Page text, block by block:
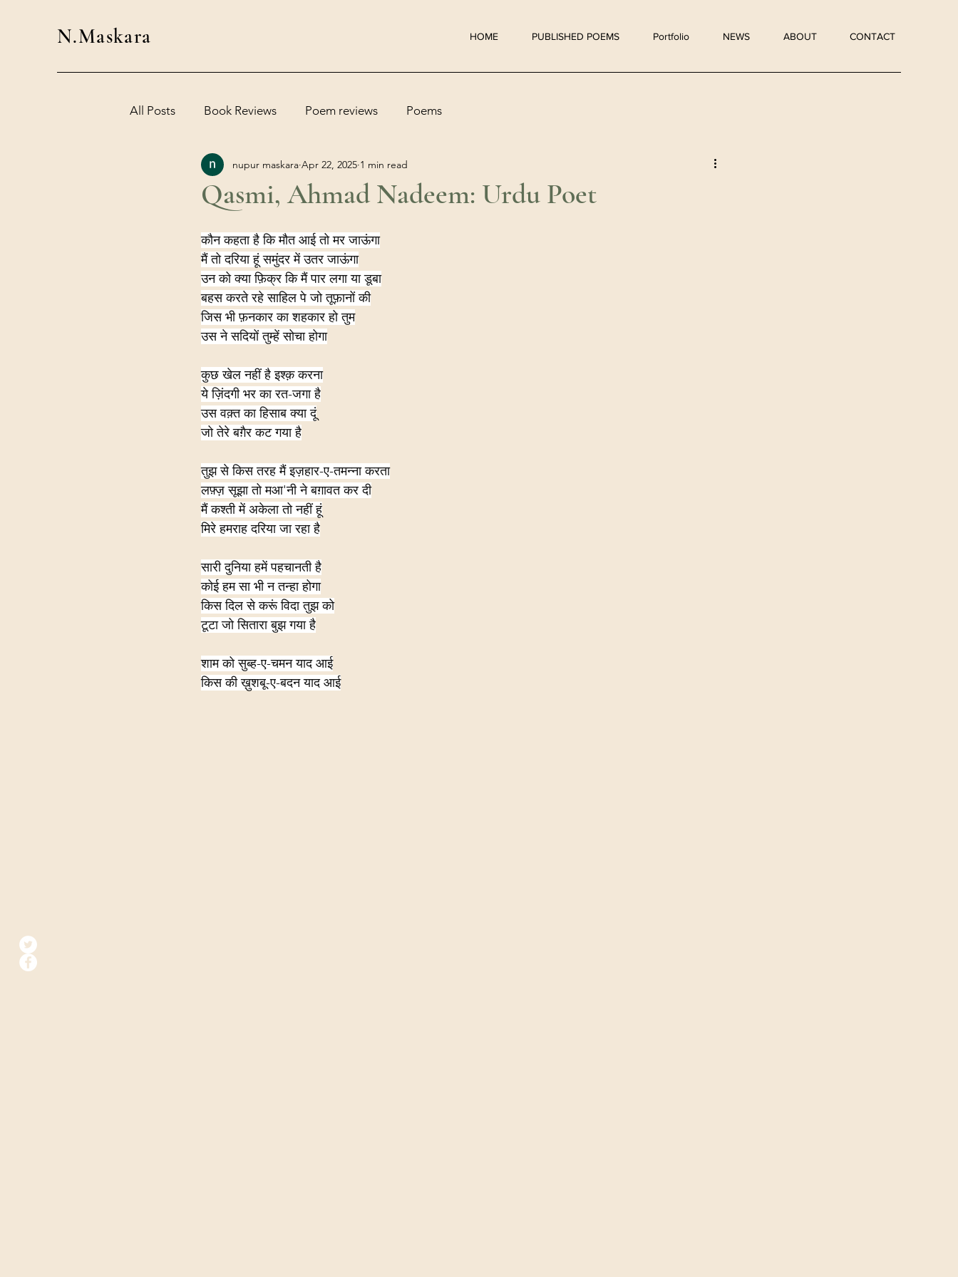
N.Maskara HOME PUBLISHED POEMS Portfolio NEWS ABOUT CONTACT
All Posts Book Reviews Poem reviews Poems
Qasmi, Ahmad Nadeem: Urdu Poet
nupur maskara Apr 22, 2025 1 min read
कौन कहता है कि मौत आई तो मर जाऊंगा
मैं तो दरिया हूं समुंदर में उतर जाऊंगा
उन को क्या फ़िक्र कि मैं पार लगा या डूबा
बहस करते रहे साहिल पे जो तूफ़ानों की
जिस भी फ़नकार का शहकार हो तुम
उस ने सदियों तुम्हें सोचा होगा
कुछ खेल नहीं है इश्क़ करना
ये ज़िंदगी भर का रत-जगा है
उस वक़्त का हिसाब क्या दूं
जो तेरे बग़ैर कट गया है
तुझ से किस तरह मैं इज़हार-ए-तमन्ना करता
लफ़्ज़ सूझा तो मआ'नी ने बग़ावत कर दी
मैं कश्ती में अकेला तो नहीं हूं
मिरे हमराह दरिया जा रहा है
सारी दुनिया हमें पहचानती है
कोई हम सा भी न तन्हा होगा
किस दिल से करूं विदा तुझ को
टूटा जो सितारा बुझ गया है
शाम को सुब्ह-ए-चमन याद आई
किस की ख़ुशबू-ए-बदन याद आई